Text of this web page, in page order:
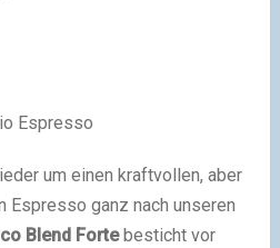
Espresso
um einen kraftvollen, aber
Espresso ganz nach unseren
Blend Fortebesticht vor